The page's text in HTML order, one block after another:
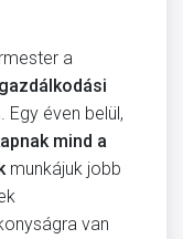
a
éven belül,
mind a
munkájuk jobb
van